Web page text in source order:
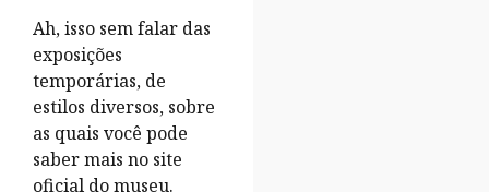
Ah, isso sem falar das
exposições
temporárias, de
estilos diversos, sobre
as quais você pode
saber mais no site
oficial do museu.